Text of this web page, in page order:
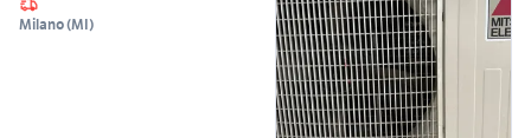
Milano(MI)